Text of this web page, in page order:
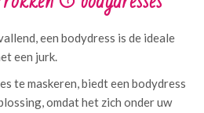
een bodydress is de ideale
een jurk.
te maskeren, biedt een bodydress
omdat het zich onder uw